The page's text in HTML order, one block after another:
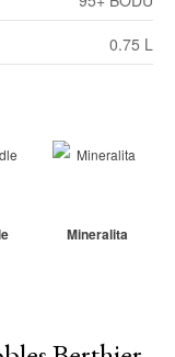
0.75 L
Mineralita